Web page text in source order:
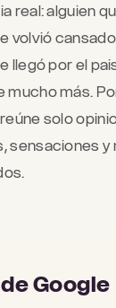
real: alguien
volvió
llegó por el
mucho más.
solo
sensaciones y
Google